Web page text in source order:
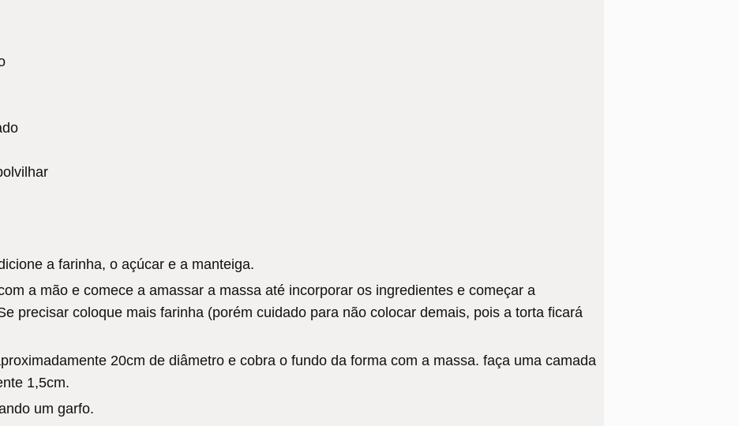
a farinha, o açúcar e a manteiga.
a mão e comece a amassar a massa até incorporar os ingredientes e começar a
precisar coloque mais farinha (porém cuidado para não colocar demais, pois a torta ficará
20cm de diâmetro e cobra o fundo da forma com a massa. faça uma camada
1,5cm.
um garfo.